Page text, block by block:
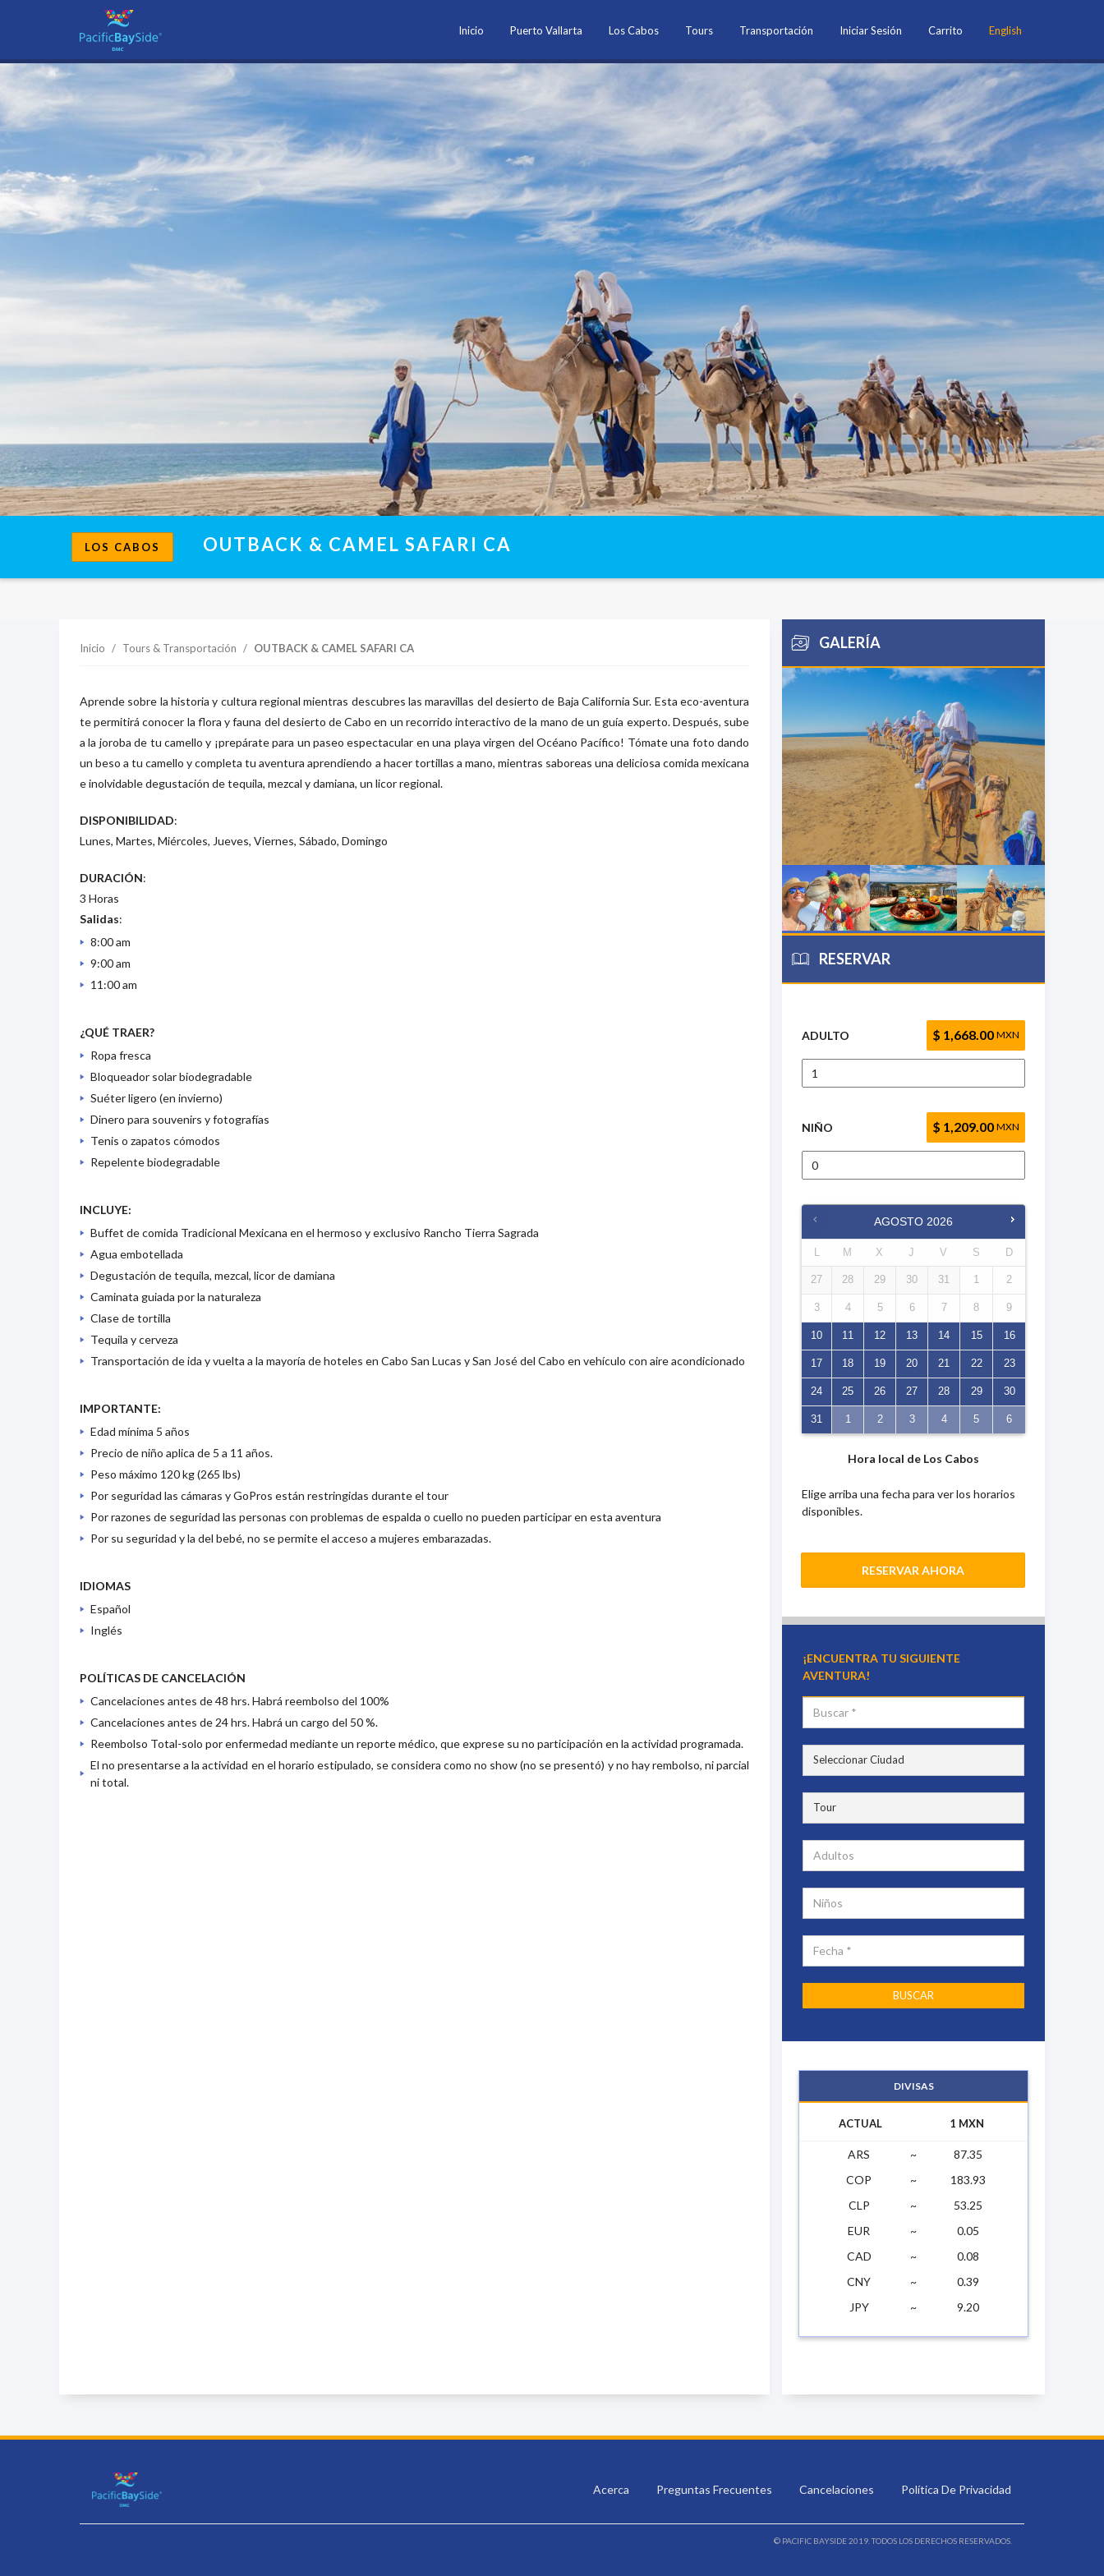
Inicio Puerto Vallarta Los Cabos Tours Transportación Iniciar Sesión Carrito English
LOS CABOS OUTBACK & CAMEL SAFARI CA
Inicio / Tours & Transportación / OUTBACK & CAMEL SAFARI CA
Aprende sobre la historia y cultura regional mientras descubres las maravillas del desierto de Baja California Sur. Esta eco-aventura
te permitirá conocer la flora y fauna del desierto de Cabo en un recorrido interactivo de la mano de un guía experto. Después, sube
a la joroba de tu camello y ¡prepárate para un paseo espectacular en una playa virgen del Océano Pacífico! Tómate una foto dando
un beso a tu camello y completa tu aventura aprendiendo a hacer tortillas a mano, mientras saboreas una deliciosa comida mexicana
e inolvidable degustación de tequila, mezcal y damiana, un licor regional.
DISPONIBILIDAD:
Lunes, Martes, Miércoles, Jueves, Viernes, Sábado, Domingo
DURACIÓN:
3 Horas
Salidas:
8:00 am
9:00 am
11:00 am
¿QUÉ TRAER?
Ropa fresca
Bloqueador solar biodegradable
Suéter ligero (en invierno)
Dinero para souvenirs y fotografías
Tenis o zapatos cómodos
Repelente biodegradable
INCLUYE:
Buffet de comida Tradicional Mexicana en el hermoso y exclusivo Rancho Tierra Sagrada
Agua embotellada
Degustación de tequila, mezcal, licor de damiana
Caminata guiada por la naturaleza
Clase de tortilla
Tequila y cerveza
Transportación de ida y vuelta a la mayoría de hoteles en Cabo San Lucas y San José del Cabo en vehículo con aire acondicionado
IMPORTANTE:
Edad mínima 5 años
Precio de niño aplica de 5 a 11 años.
Peso máximo 120 kg (265 lbs)
Por seguridad las cámaras y GoPros están restringidas durante el tour
Por razones de seguridad las personas con problemas de espalda o cuello no pueden participar en esta aventura
Por su seguridad y la del bebé, no se permite el acceso a mujeres embarazadas.
IDIOMAS
Español
Inglés
POLÍTICAS DE CANCELACIÓN
Cancelaciones antes de 48 hrs. Habrá reembolso del 100%
Cancelaciones antes de 24 hrs. Habrá un cargo del 50 %.
Reembolso Total-solo por enfermedad mediante un reporte médico, que exprese su no participación en la actividad programada.
El no presentarse a la actividad en el horario estipulado, se considera como no show (no se presentó) y no hay rembolso, ni parcial
ni total.
GALERÍA
RESERVAR
ADULTO $ 1,668.00 MXN
NIÑO $ 1,209.00 MXN
AGOSTO 2026
M X J V S D
27 28 29 30 31 1 2
3 4 5 6 7 8 9
10 11 12 13 14 15 16
17 18 19 20 21 22 23
24 25 26 27 28 29 30
31 1 2 3 4 5 6
Hora local de Los Cabos
Elige arriba una fecha para ver los horarios
disponibles.
RESERVAR AHORA
¡ENCUENTRA TU SIGUIENTE
AVENTURA!
DIVISAS
ACTUAL 1 MXN
ARS ~
87.35
COP
~
183.93
CLP
~
53.25
EUR
~
0.05
CAD
~
0.08
CNY
~
0.39
JPY
~ 9.20
Acerca Preguntas Frecuentes Cancelaciones Política De Privacidad
© PACIFIC BAYSIDE 2019. TODOS LOS DERECHOS RESERVADOS.